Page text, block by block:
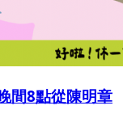
間8點從陳明章